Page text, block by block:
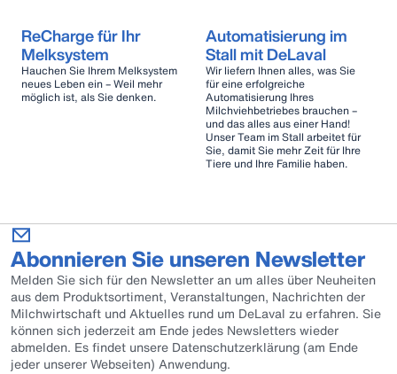
ReCharge für Ihr
Melksystem
Hauchen Sie Ihrem Melksystem
neues Leben ein – Weil mehr
möglich ist, als Sie denken.
Automatisierung im
Stall mit DeLaval
Wir liefern Ihnen alles, was Sie
für eine erfolgreiche
Automatisierung Ihres
Milchviehbetriebes brauchen –
und das alles aus einer Hand!
Unser Team im Stall arbeitet für
Sie, damit Sie mehr Zeit für Ihre
Tiere und Ihre Familie haben.
Abonnieren Sie unseren Newsletter
Melden Sie sich für den Newsletter an um alles über Neuheiten
aus dem Produktsortiment, Veranstaltungen, Nachrichten der
Milchwirtschaft und Aktuelles rund um DeLaval zu erfahren. Sie
können sich jederzeit am Ende jedes Newsletters wieder
abmelden. Es findet unsere Datenschutzerklärung (am Ende
jeder unserer Webseiten) Anwendung.